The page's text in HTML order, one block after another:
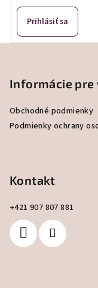
Prihlásiť sa
Informácie pre
Obchodné podmienky
Podmienky ochrany
Kontakt
+421 907 807 881